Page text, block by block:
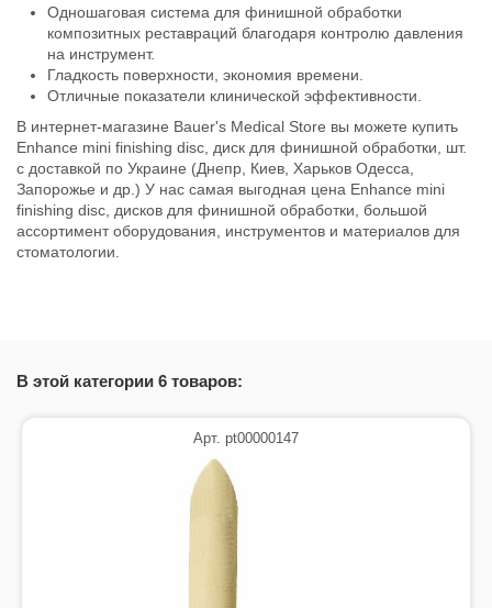
Одношаговая система для финишной обработки
композитных реставраций благодаря контролю давления
на инструмент.
Гладкость поверхности, экономия времени.
Отличные показатели клинической эффективности.
В интернет-магазине Bauer's Medical Store вы можете купить
Enhance mini finishing disc, диск для финишной обработки, шт.
с доставкой по Украине (Днепр, Киев, Харьков Одесса,
Запорожье и др.) У нас самая выгодная цена Enhance mini
finishing disc, дисков для финишной обработки, большой
ассортимент оборудования, инструментов и материалов для
стоматологии.
В этой категории 6 товаров:
Арт. pt00000147